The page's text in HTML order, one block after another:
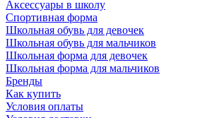
Аксессуары в школу
Спортивная форма
Школьная обувь для девочек
Школьная обувь для мальчиков
Школьная форма для девочек
Школьная форма для мальчиков
Бренды
Как купить
Условия оплаты